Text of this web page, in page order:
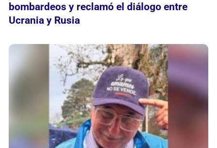
bombardeos y reclamó el diálogo entre
Ucrania y Rusia